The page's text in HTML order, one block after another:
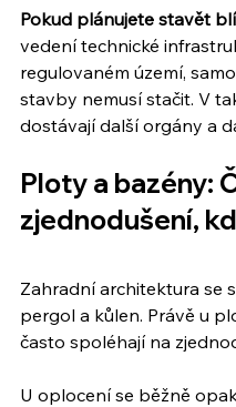
Pokud plánujete stavět
vedení technické
regulovaném území,
stavby nemusí stačit. V
dostávají další orgány a
Ploty a bazény:
zjednodušení,
Zahradní architektura se
pergol a kůlen. Právě u
často spoléhají na
U oplocení se běžně